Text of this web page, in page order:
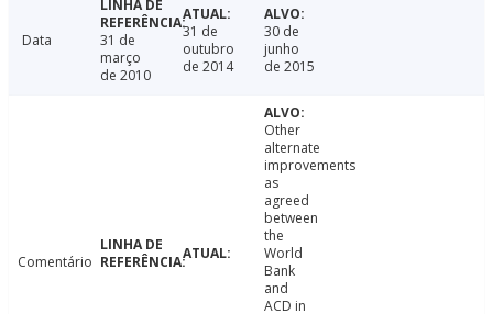
Data
31 de
março
de 2010
31 de
outubro
de 2014
30 de
junho
de 2015
Comentário
Other
alternate
improvements
as
agreed
between
the
World
Bank
and
ACD in